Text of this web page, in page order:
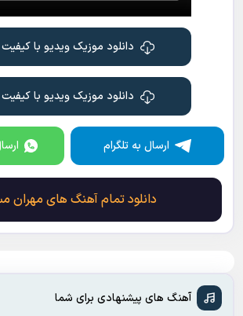
دانلود موزیک ویدیو با کیفیت
دانلود موزیک ویدیو با کیفیت 480
ارسال به تلگرام
دانلود تمام آهنگ های مهران مستی
آهنگ های پیشنهادی برای شما